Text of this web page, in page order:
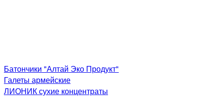
Батончики "Алтай Эко Продукт"
Галеты армейские
ЛИОНИК сухие концентраты